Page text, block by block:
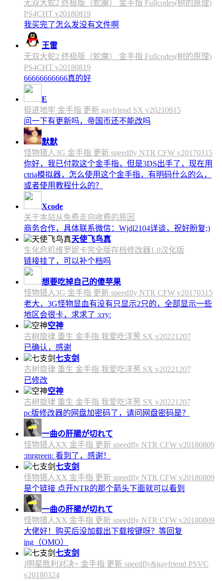
无双大蛇2 终极版（蛇魔） 金手指 Fullcodes(树的原理)
PS4CHT v20180819
我买完了怎么发没有文件啊
王雷
无双大蛇2 终极版（蛇魔） 金手指 Fullcodes(树的原理)
PS4CHT v20180819
66666666666真的好
E
挺进地牢 金手指 更新 gayfriend SX v20210915
问一下有更新吗，帝国币还不能改吗
默默
怪物猎人3G 金手指 更新 speedfly NTR CFW v20170315
你好，我已付款这个金手指，但是3DS出手了，现在用
ctria模拟器，怎么使用这个金手指，有明码什么的么，
或者使用教程什么的？
Xcode
关于本站从免费走向收费的原因
商务合作，具体联系微信：Wjdl2104详谈，祝好盼复;)
天使飞鸟真
生化危机维罗妮卡完全版存档修改器1.0汉化版
链接挂了，可以补个档吗
想要吃掉自己的傻苹果
怪物猎人3G 金手指 更新 speedfly NTR CFW v20170315
老大，3G怪物显血有没有只显示2只的，全部显示一些
地区会很卡，求求了 :cry:
空神
古树旋律 重生 金手指 我爱吃洋葱 SX v20221207
已确认，感谢
七支剑
古树旋律 重生 金手指 我爱吃洋葱 SX v20221207
已修改
空神
古树旋律 重生 金手指 我爱吃洋葱 SX v20221207
pc版修改器的网盘加密码了，请问网盘密码是？
一曲の肝腸が切れて
怪物猎人XX 金手指 更新 speedfly NTR CFW v20180809
:mrgreen: 看到了，感谢！
七支剑
怪物猎人XX 金手指 更新 speedfly NTR CFW v20180809
是个链接 点开NTR的那个箭头下面就可以看到
一曲の肝腸が切れて
怪物猎人XX 金手指 更新 speedfly NTR CFW v20180809
大佬好！购买后没加载出下载按键呀？等回复
ing（OMO）
七支剑
J明星胜利对决+ 金手指 更新 speedfly&gayfriend PSVC
v20180324